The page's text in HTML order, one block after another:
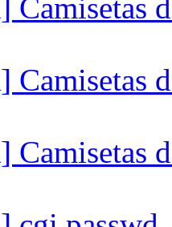
Camisetas
Camisetas
Camisetas